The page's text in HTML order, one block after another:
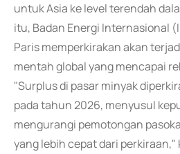
untuk Asia ke level terendah
itu, Badan Energi Internasional
Paris memperkirakan akan
mentah global yang mencapai
"Surplus di pasar minyak
pada tahun 2026, menyusul
mengurangi pemotongan
yang lebih cepat dari